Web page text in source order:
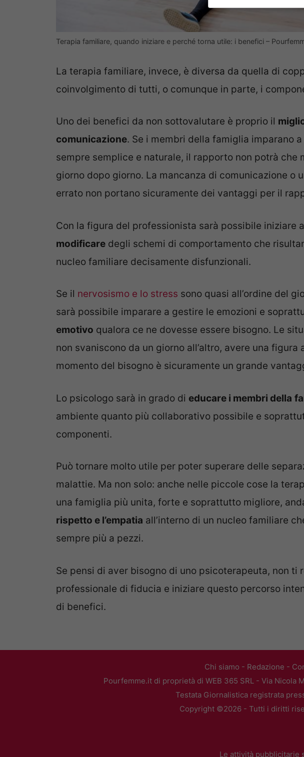
Terapia familiare, quando iniziare e perché torna utile: i benefici –
La terapia familiare, invece, è diversa da quella di
coinvolgimento di tutti, o comunque in parte, i
Uno dei benefici da non sottovalutare è proprio il
comunicazione. Se i membri della famiglia imparano
sempre semplice e naturale, il rapporto non potrà che
giorno dopo giorno. La mancanza di comunicazione o
errato non portano sicuramente dei vantaggi per il
Con la figura del professionista sarà possibile iniziare
modificare degli schemi di comportamento che
nucleo familiare decisamente disfunzionali.
Se il nervosismo e lo stress sono quasi all’ordine del
sarà possibile imparare a gestire le emozioni e
emotivo qualora ce ne dovesse essere bisogno. Le
non svaniscono da un giorno all’altro, avere una
momento del bisogno è sicuramente un grande
Lo psicologo sarà in grado di educare i membri della
ambiente quanto più collaborativo possibile e
componenti.
Può tornare molto utile per poter superare delle
malattie. Ma non solo: anche nelle piccole cose la
una famiglia più unita, forte e soprattutto migliore,
rispetto e l’empatia all’interno di un nucleo familiare
sempre più a pezzi.
Se pensi di aver bisogno di uno psicoterapeuta, non ti
professionale di fiducia e iniziare questo percorso
di benefici.
Chi siamo - Redazione -
Pourfemme.it di proprietà di WEB 365 SRL - Via Nicola
Testata Giornalistica registrata
Copyright ©2026 - Tutti i diritti
Le attività pubblicitarie